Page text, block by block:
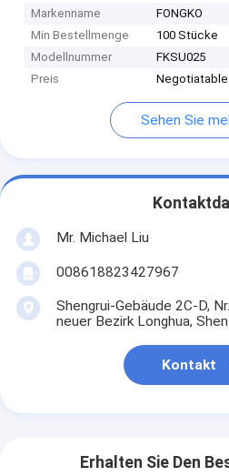
Markenname
FONGKO
Min Bestellmenge
100 Stücke
Modellnummer
FKSU025
Preis
Negotiatable
Sehen Sie
Mr. Michael Liu
008618823427967
Shengrui-Gebäude 2C-D,
neuer Bezirk Longhua,
Kontakt
Erhalten Sie Den